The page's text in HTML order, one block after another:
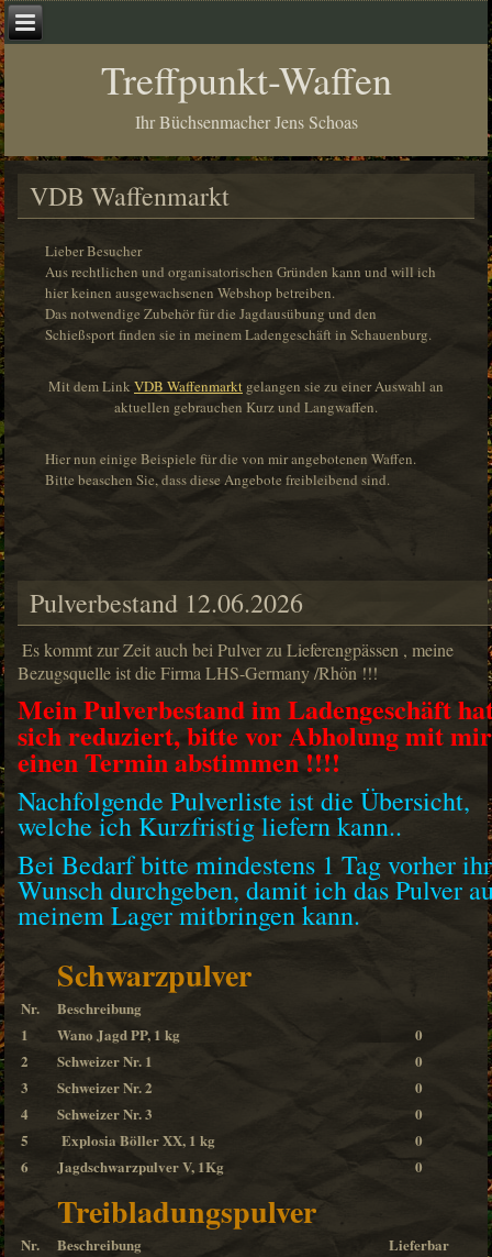
Treffpunkt-Waffen
Ihr Büchsenmacher Jens Schoas
VDB Waffenmarkt
Lieber Besucher
Aus rechtlichen und organisatorischen Gründen kann und will ich
hier keinen ausgewachsenen Webshop betreiben.
Das notwendige Zubehör für die Jagdausübung und den
Schießsport finden sie in meinem Ladengeschäft in Schauenburg.
Mit dem LinkVDB Waffenmarkt gelangen sie zu einer Auswahl an
aktuellen gebrauchen Kurz und Langwaffen.
Hier nun einige Beispiele für die von mir angebotenen Waffen.
Bitte beaschen Sie, dass diese Angebote freibleibend sind.
Pulverbestand 12.06.2026
Es kommt zur Zeit auch bei Pulver zu Lieferengpässen , meine
Bezugsquelle ist die Firma LHS-Germany /Rhön !!!
Mein Pulverbestand im Ladengeschäft
sich reduziert, bitte vor Abholung mit mir
einen Termin abstimmen !!!!
Nachfolgende Pulverliste ist die Übersicht,
welche ich Kurzfristig liefern kann..
Bei Bedarf bitte mindestens 1 Tag vorher
Wunsch durchgeben, damit ich das Pulver
meinem Lager mitbringen kann.
Schwarzpulver
Nr.
Beschreibung
1
Wano Jagd PP, 1 kg
0
2
Schweizer Nr. 1
0
3
Schweizer Nr. 2
0
4
Schweizer Nr. 3
0
5
Explosia Böller XX, 1 kg
0
6
Jagdschwarzpulver V, 1Kg 0
Treibladungspulver
Nr. Beschreibung
Lieferbar